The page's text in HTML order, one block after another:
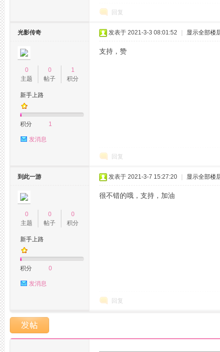
回复
光影传奇
0
主题
0
帖子
1
积分
新手上路
积分 1
发消息
发表于 2021-3-3 08:01:52 显示全部楼
支持，赞
回复
到此一游
0
主题
0
帖子
0
积分
新手上路
积分 0
发消息
发表于 2021-3-7 15:27:20 显示全部楼
很不错的哦，支持，加油
回复